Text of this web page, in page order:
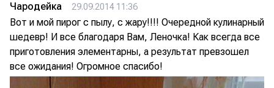
Чародейка 29.09.2014 11:36
Вот и мой пирог с пылу, с жару!!!! Очередной кулинарный
шедевр! И все благодаря Вам, Леночка! Как всегда все
приготовления элементарны, а результат превзошел
все ожидания! Огромное спасибо!